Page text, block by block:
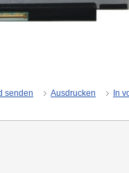
senden Ausdrucken In